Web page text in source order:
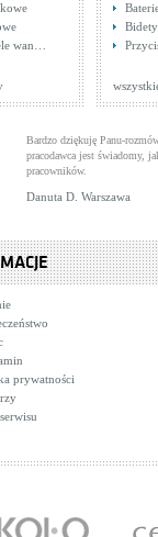
1.07.192
zł WIĘCEJ
zł
wan…
Bidety
Bardzo dziękuję Panu-
pracodawca jest świadomy,
pracowników.
Danuta D. Warszawa
prywatności